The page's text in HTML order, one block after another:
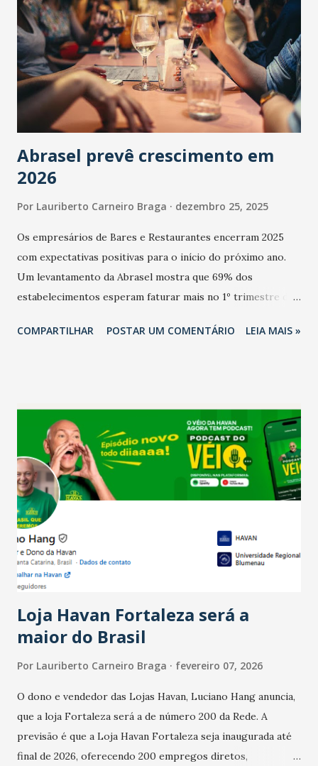
Abrasel prevê crescimento em
2026
Por Lauriberto Carneiro Braga dezembro 25, 2025
Os empresários de Bares e Restaurantes encerram 2025
com expectativas positivas para o início do próximo ano.
Um levantamento da Abrasel mostra que 69% dos
estabelecimentos esperam faturar mais no 1º trimestre de
relação ao último trimestre deste ano, 56% também
confraternizações de fim de ano e pelo pagamento do 13º
Salário para um número maior de trabalhadores, já que o
país tem a menor taxa de desemprego dos anos recentes.
Ainda segundo a Pesquisa, em novembro de 2025, 40% dos
bares e restaurantes operaram com lucro e outros 40%
registraram equilíbrio financeiro. Já o percentual de
estabelecimentos no prejuízo ficou em 19%, pouco abaixo
do observado no mês anterior. Outros 1% não existiam em
novembro. Em relação a outubro, o faturamento também
COMPARTILHAR POSTAR UM COMENTÁRIO LEIA MAIS »
Loja Havan Fortaleza será a
maior do Brasil
Por Lauriberto Carneiro Braga fevereiro 07, 2026
O dono e vendedor das Lojas Havan, Luciano Hang anuncia,
que a loja Fortaleza será a de número 200 da Rede. A
previsão é que a Loja Havan Fortaleza seja inaugurada até
final de 2026, oferecendo 200 empregos diretos,